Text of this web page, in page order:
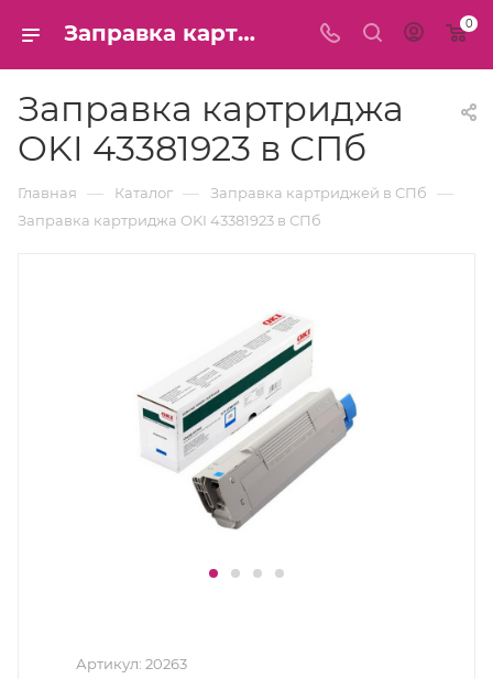
Заправка картриджа OKI 43381923 в СПб 0
Заправка картриджа
OKI 43381923 в СПб
Главная — Каталог — Заправка картриджей в СПб —
Заправка картриджа OKI 43381923 в СПб
Артикул: 20263